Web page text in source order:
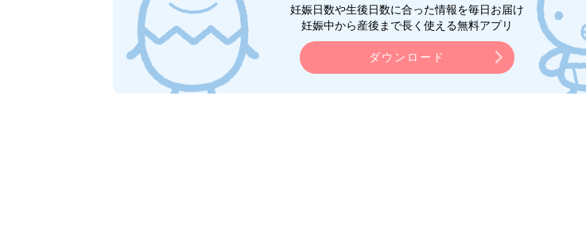
妊娠日数や生後日数に合った情報を毎日お届け
妊娠中から産後まで長く使える無料アプリ
ダウンロード